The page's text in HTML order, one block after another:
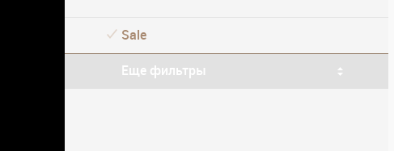
Sale
Еще фильтры